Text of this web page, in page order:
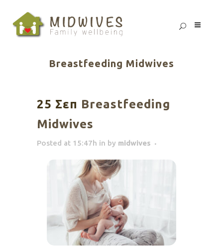
Breastfeeding Midwives
25 Σεπ Breastfeeding
Midwives
Posted at 15:47h in by midwives